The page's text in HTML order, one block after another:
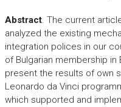
Abstract. The current
analyzed the existing
integration polices in our
of Bulgarian membership
present the results of own
Leonardo da Vinci
which supported and